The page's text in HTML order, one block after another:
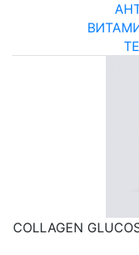
COLLAGEN